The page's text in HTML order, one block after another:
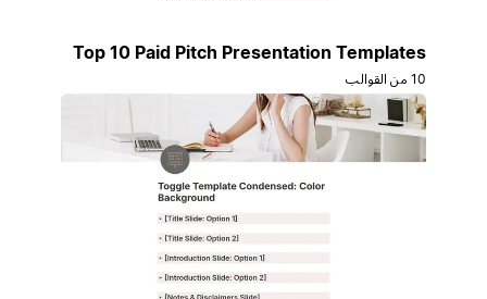
Top 10 Paid Pitch Presentation Templates